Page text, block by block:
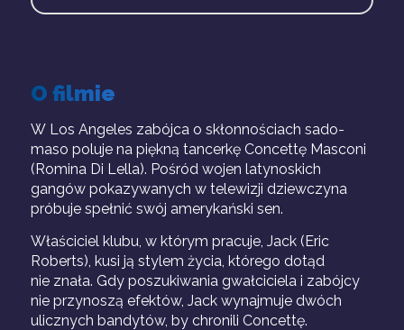
O filmie
W Los Angeles zabójca o skłonnościach sado-
maso poluje na piękną tancerkę Concettę Masconi
(Romina Di Lella). Pośród wojen latynoskich
gangów pokazywanych w telewizji dziewczyna
próbuje spełnić swój amerykański sen.
Właściciel klubu, w którym pracuje, Jack (Eric
Roberts), kusi ją stylem życia, którego dotąd
nie znała. Gdy poszukiwania gwałciciela i zabójcy
nie przynoszą efektów, Jack wynajmuje dwóch
ulicznych bandytów, by chronili Concettę.